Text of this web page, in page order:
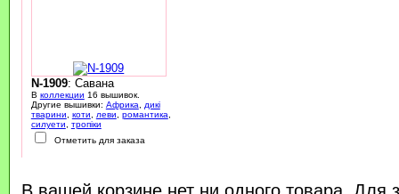
N-1909: Савана
В коллекции 16 вышивок.
Другие вышивки: Африка
дикі
тварини
коти леви романтика
силуети
тропіки
Отметить для заказа